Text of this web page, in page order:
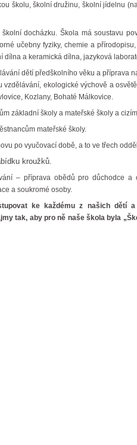
školu, školní družinu, školní jídelnu
docházku. Škola má soustavu
učebny fyziky, chemie a přírodopisu,
dílna a keramická dílna, jazyková
dětí předškolního věku a příprava
ekologické výchově a
Kozlany, Bohaté Málkovice.
základní školy a mateřské školy a
mateřské školy.
po vyučovací době, a to ve třech
kroužků.
– příprava obědů pro důchodce a
a soukromé osoby.
ke každému z našich dětí a
tak, aby pro ně naše škola byla